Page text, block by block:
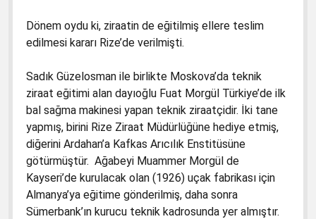
Dönem oydu ki, ziraatin de eğitilmiş ellere teslim
edilmesi kararı Rize’de verilmişti.
Sadık Güzelosman ile birlikte Moskova’da teknik
ziraat eğitimi alan dayıoğlu Fuat Morgül Türkiye’de ilk
bal sağma makinesi yapan teknik ziraatçidir. İki tane
yapmış, birini Rize Ziraat Müdürlüğüne hediye etmiş,
diğerini Ardahan’a Kafkas Arıcılık Enstitüsüne
götürmüştür. Ağabeyi Muammer Morgül de
Kayseri’de kurulacak olan (1926) uçak fabrikası için
Almanya’ya eğitime gönderilmiş, daha sonra
Sümerbank’ın kurucu teknik kadrosunda yer almıştır.